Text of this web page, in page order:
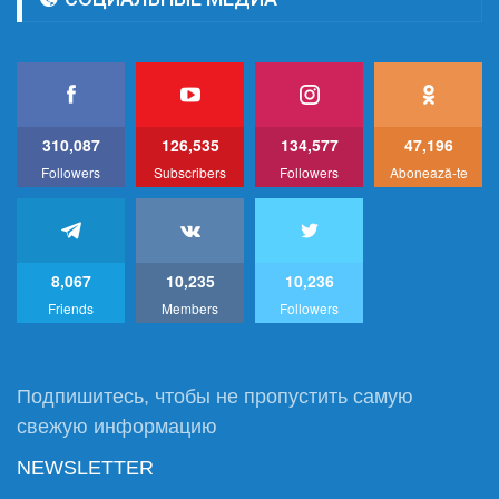
310,087
Followers
126,535
Subscribers
134,577
Followers
47,196
Abonează-te
8,067
Friends
10,235
Members
10,236
Followers
Подпишитесь, чтобы не пропустить самую
свежую информацию
NEWSLETTER